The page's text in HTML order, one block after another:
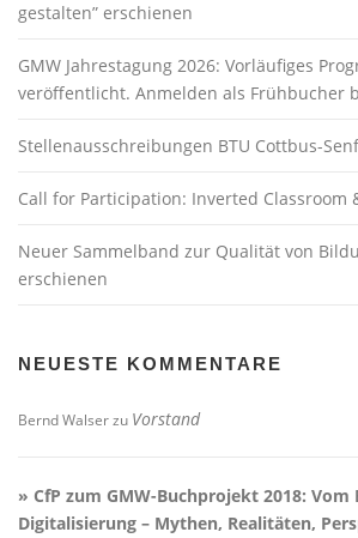
gestalten” erschienen
GMW Jahrestagung 2026: Vorläufiges
veröffentlicht. Anmelden als Frühbucher
Stellenausschreibungen BTU Cottbus-
Call for Participation: Inverted Classroom
Neuer Sammelband zur Qualität von
erschienen
NEUESTE KOMMENTARE
Bernd Walserzu Vorstand
» CfP zum GMW-Buchprojekt 2018: Vom
Digitalisierung – Mythen, Realitäten,